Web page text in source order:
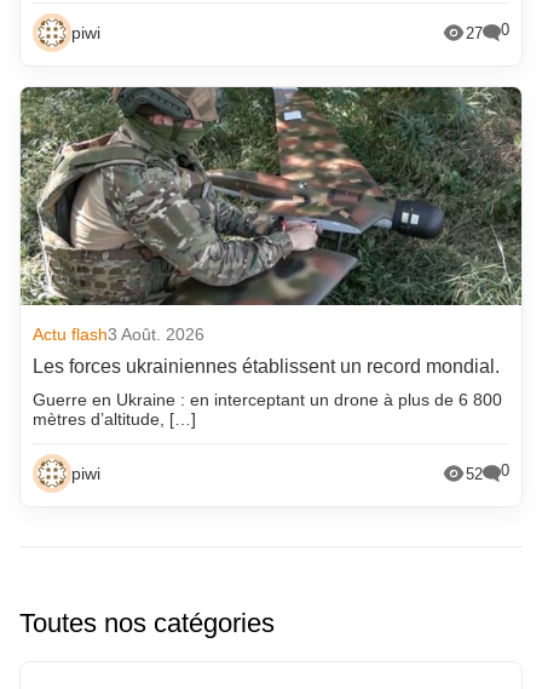
piwi 27 0
Actu flash3 Août. 2026
Les forces ukrainiennes établissent un record mondial.
Guerre en Ukraine : en interceptant un drone à plus de 6 800
mètres d’altitude, […]
piwi 52 0
Toutes nos catégories